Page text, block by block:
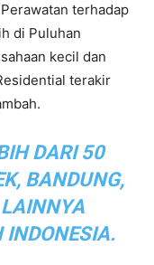
terhadap
di Puluhan
kecil dan
terakir
DARI 50
BANDUNG,
INDONESIA.